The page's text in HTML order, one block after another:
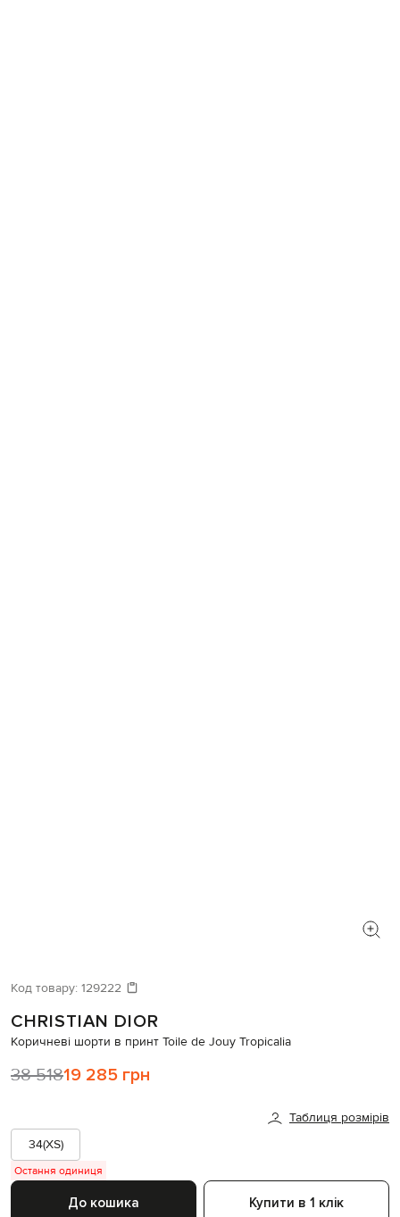
Код товару: 129222
CHRISTIAN DIOR
Коричневі шорти в принт Toile de Jouy Tropicalia
38 51819 285 грн
Таблиця розмірів
34(XS)
Остання одиниця
До кошика Купити в 1 клік